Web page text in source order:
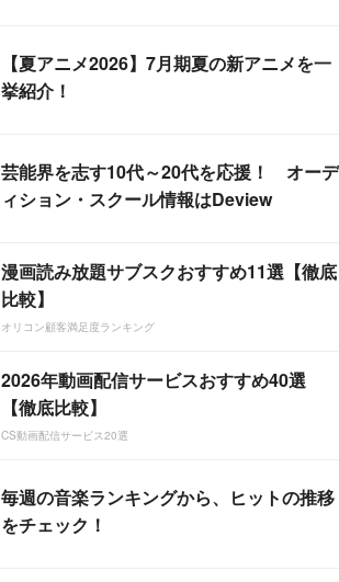
【夏アニメ2026】7月期夏の新アニメを一
挙紹介！
芸能界を志す10代～20代を応援！ オーデ
ィション・スクール情報はDeview
漫画読み放題サブスクおすすめ11選【徹底
比較】
オリコン顧客満足度ランキング
2026年動画配信サービスおすすめ40選
【徹底比較】
CS動画配信サービス20選
毎週の音楽ランキングから、ヒットの推移
をチェック！